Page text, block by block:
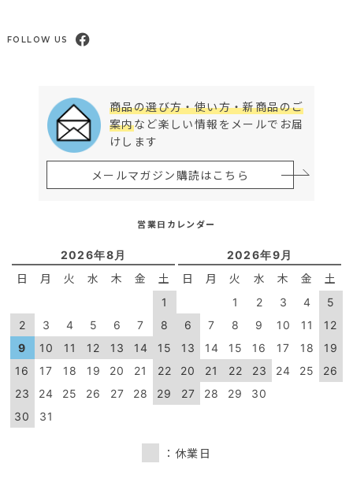
FOLLOW US
商品の選び方・使い方・新商品のご
案内など楽しい情報をメールでお届
けします
メールマガジン購読はこちら
営業日カレンダー
2026年8月
日 月 火 水 木 金 土
1
2
3 4 5 6 7
8
9
10 11 12 13 14
15
16
17 18 19 20 21
22
23
24 25 26 27 28
29
30
31
2026年9月
日 月 火 水 木 金 土
1 2 3 4
5
6
7 8 9 10 11
12
13
14 15 16 17 18
19
20
21 22 23 24 25
26
27
28 29 30
：休業日